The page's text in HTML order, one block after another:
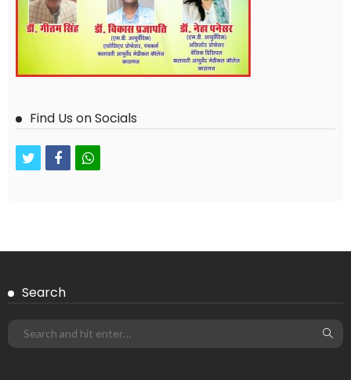
Find Us on Socials
twitterfacebookwhatsapp
Search